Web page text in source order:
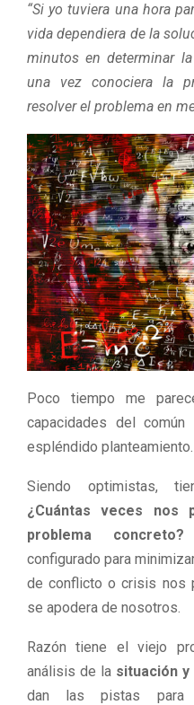
“Si yo tuviera una hora
vida dependiera de la
minutos en determinar
una vez conociera la
resolver el problema en
Poco tiempo me
capacidades del
espléndido planteamiento.
Siendo optimistas,
¿Cuántas veces nos
problema concreto?
configurado para
de conflicto o crisis nos
se apodera de nosotros.
Razón tiene el viejo
análisis de la situación
dan las pistas para